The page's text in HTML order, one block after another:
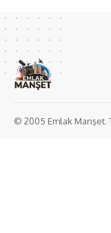
© 2005 Emlak Manşet.